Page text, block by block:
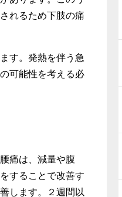
れるため下肢の痛
す。発熱を伴う急
可能性を考える必
痛は、減量や腹
することで改善す
します。２週間以